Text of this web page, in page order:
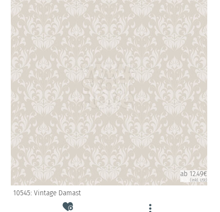
ab 12.49€
(inkl. USt)
10545: Vintage Damast